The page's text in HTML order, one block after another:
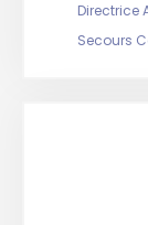
Directrice
Secours